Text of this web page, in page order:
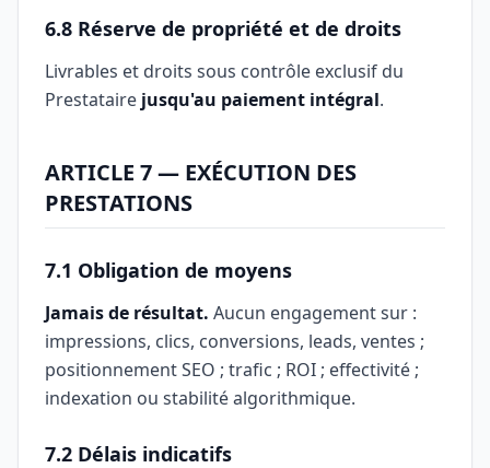
6.8 Réserve de propriété et de droits
Livrables et droits sous contrôle exclusif du
Prestataire jusqu'au paiement intégral.
ARTICLE 7 — EXÉCUTION DES
PRESTATIONS
7.1 Obligation de moyens
Jamais de résultat. Aucun engagement sur :
impressions, clics, conversions, leads, ventes ;
positionnement SEO ; trafic ; ROI ; effectivité ;
indexation ou stabilité algorithmique.
7.2 Délais indicatifs